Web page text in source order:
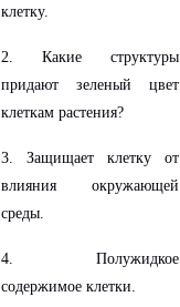
клетку.
2. Какие структуры
придают зеленый цвет
клеткам растения?
3. Защищает клетку от
влияния окружающей
среды.
4. Полужидкое
содержимое клетки.